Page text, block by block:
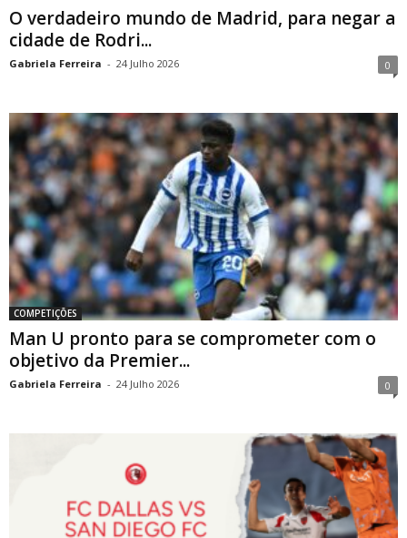
O verdadeiro mundo de Madrid, para negar a
cidade de Rodri...
Gabriela Ferreira - 24 Julho 2026 0
COMPETIÇÕES
Man U pronto para se comprometer com o
objetivo da Premier...
Gabriela Ferreira - 24 Julho 2026 0